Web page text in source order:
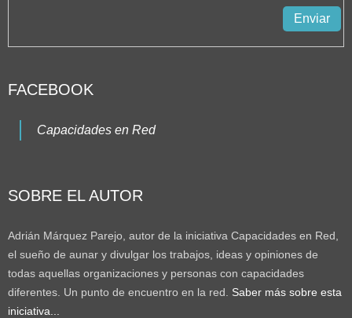
FACEBOOK
Capacidades en Red
SOBRE EL AUTOR
Adrián Márquez Parejo, autor de la iniciativa Capacidades en Red,
el sueño de aunar y divulgar los trabajos, ideas y opiniones de
todas aquellas organizaciones y personas con capacidades
diferentes. Un punto de encuentro en la red. Saber más sobre esta
iniciativa...